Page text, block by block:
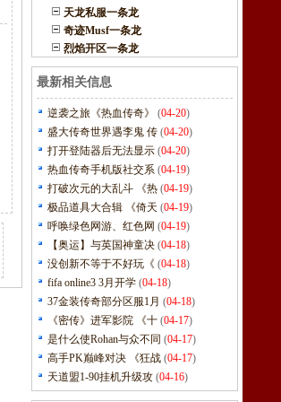
天龙私服一条龙
奇迹Musf一条龙
烈焰开区一条龙
最新相关信息
逆袭之旅《热血传奇》 (04-20)
盛大传奇世界遇李鬼 传 (04-20)
打开登陆器后无法显示 (04-20)
热血传奇手机版社交系 (04-19)
打破次元的大乱斗 《热 (04-19)
极品道具大合辑 《倚天 (04-19)
呼唤绿色网游、红色网 (04-19)
【奥运】与英国神童决 (04-18)
没创新不等于不好玩《 (04-18)
fifa online3 3月开学 (04-18)
37金装传奇部分区服1月 (04-18)
《密传》进军影院 《十 (04-17)
是什么使Rohan与众不同 (04-17)
高手PK巅峰对决 《狂战 (04-17)
天道盟1-90挂机升级攻 (04-16)